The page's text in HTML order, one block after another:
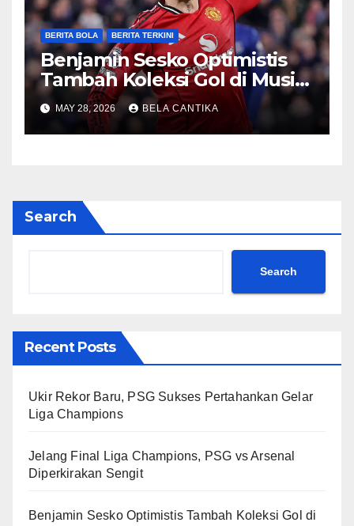
BERITA BOLA BERITA TERKINI
Benjamin Sesko Optimistis
Tambah Koleksi Gol di Musim
2026/27
MAY 28, 2026 BELA CANTIKA
Search
Search
Recent Posts
Ukir Rekor Baru, PSG Sukses Pertahankan Gelar
Liga Champions
Jelang Final Liga Champions, PSG vs Arsenal
Diperkirakan Sengit
Benjamin Sesko Optimistis Tambah Koleksi Gol di